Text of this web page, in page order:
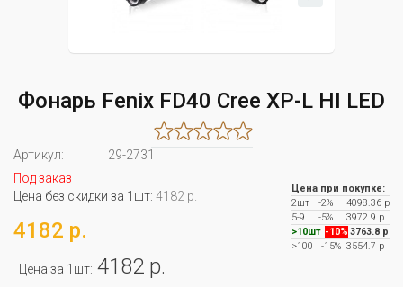
Фонарь Fenix FD40 Cree XP-L HI LED
Артикул:
29-2731
Под заказ
Цена без скидки за 1шт: 4182 р.
4182 р.
Цена за 1шт: 4182 р.
Цена при покупке:
2шт
-2%
4098.36 р
5-9
-5%
3972.9 р
>10шт -10% 3763.8 р
>100
-15% 3554.7 р